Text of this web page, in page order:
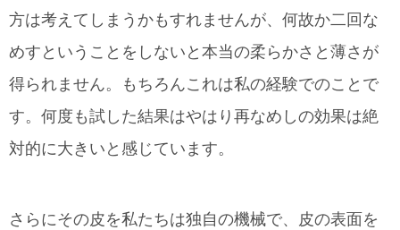
方は考えてしまうかもすれませんが、何故か二回な
めすということをしないと本当の柔らかさと薄さが
得られません。もちろんこれは私の経験でのことで
す。何度も試した結果はやはり再なめしの効果は絶
対的に大きいと感じています。
さらにその皮を私たちは独自の機械で、皮の表面を